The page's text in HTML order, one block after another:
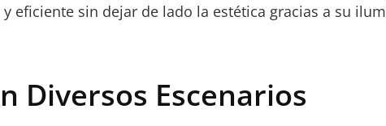
sin dejar de lado la estética gracias a su
Diversos Escenarios